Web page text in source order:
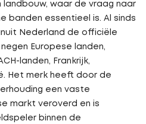
waar de vraag naar
banden essentieel is. Al sinds
Nederland de officiële
Europese landen,
landen, Frankrijk,
Het merk heeft door de
een vaste
markt veroverd en is
binnen de